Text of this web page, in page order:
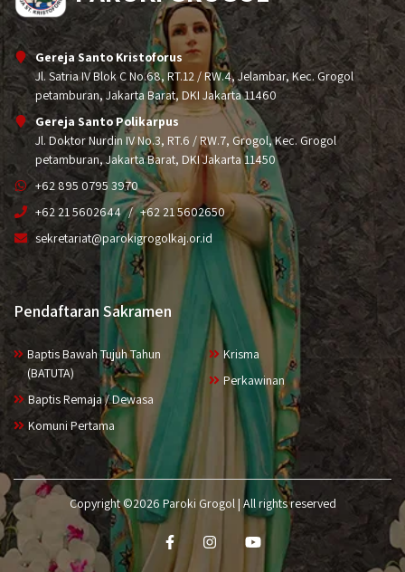
Gereja Santo Kristoforus
Jl. Satria IV Blok C No.68, RT.12 / RW.4, Jelambar, Kec. Grogol
petamburan, Jakarta Barat, DKI Jakarta 11460
Gereja Santo Polikarpus
Jl. Doktor Nurdin IV No.3, RT.6 / RW.7, Grogol, Kec. Grogol
petamburan, Jakarta Barat, DKI Jakarta 11450
+62 895 0795 3970
+62 21 5602644
+62 21 5602650
sekretariat@parokigrogolkaj.or.id
Pendaftaran Sakramen
Baptis Bawah Tujuh Tahun
(BATUTA)
Baptis Remaja / Dewasa
Komuni Pertama
Krisma
Perkawinan
Copyright ©2026 Paroki Grogol | All rights reserved